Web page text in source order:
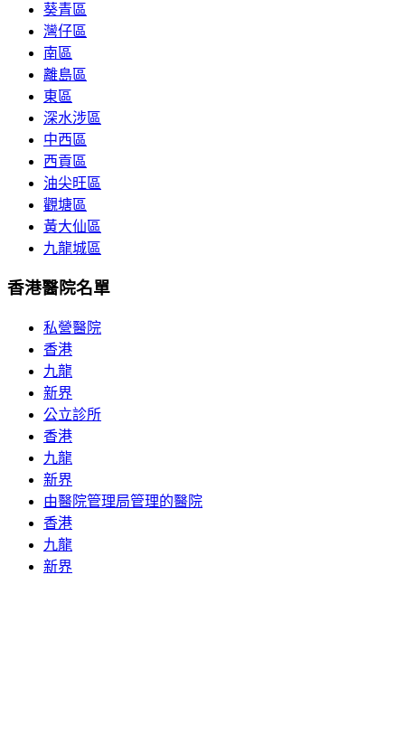
葵青區
灣仔區
南區
離島區
東區
深水涉區
中西區
西貢區
油尖旺區
觀塘區
黃大仙區
九龍城區
香港醫院名單
私營醫院
香港
九龍
新界
公立診所
香港
九龍
新界
由醫院管理局管理的醫院
香港
九龍
新界